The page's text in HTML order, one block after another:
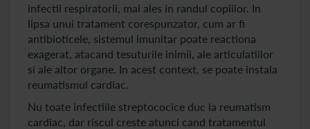
infectii respiratorii, mai ales in randul copiilor. In
lipsa unui tratament corespunzator, cum ar fi
antibioticele, sistemul imunitar poate reactiona
exagerat, atacand tesuturile inimii, ale articulatiilor
si ale altor organe. In acest context, se poate instala
reumatismul cardiac.
Nu toate infectiile streptococice duc la reumatism
cardiac, dar riscul creste atunci cand tratamentul